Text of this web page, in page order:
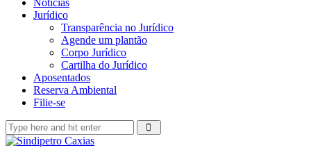
Jurídico
Transparência no Jurídico
Agende um plantão
Corpo Jurídico
Cartilha do Jurídico
Aposentados
Reserva Ambiental
Filie-se